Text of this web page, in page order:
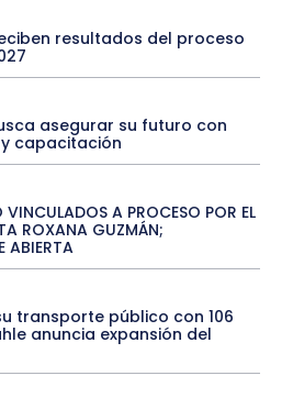
resultados del proceso
asegurar su futuro con
capacitación
A PROCESO POR EL
ROXANA GUZMÁN;
ABIERTA
transporte público con 106
anuncia expansión del